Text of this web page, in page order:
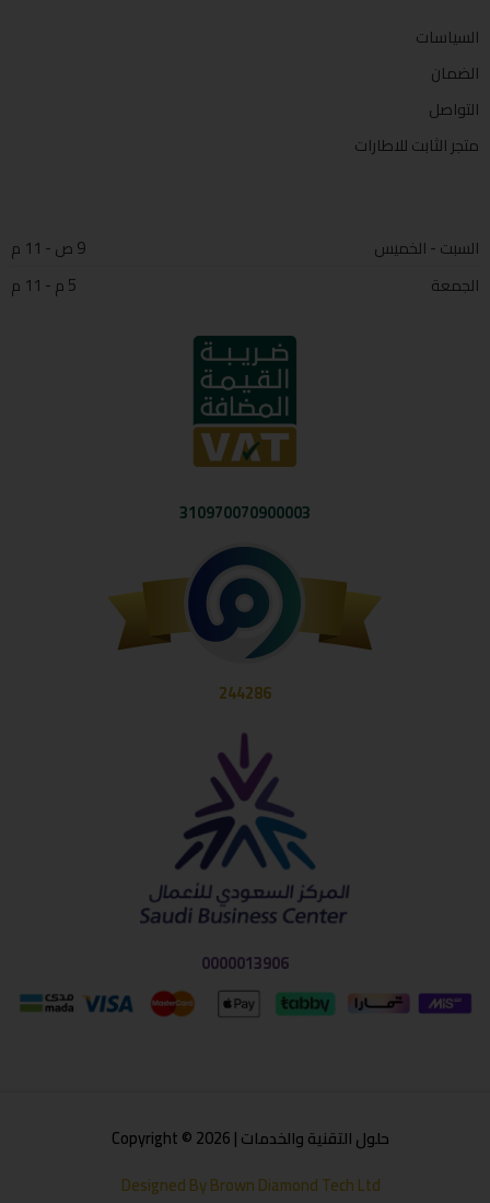
السياسات
الضمان
التواصل
متجر الثابت للاطارات
السبت - الخميس
9 ص - 11 م
الجمعة
5 م - 11 م
310970070900003
244286
0000013906
حلول التقنية والخدمات | Copyright © 2026
Designed By Brown Diamond Tech Ltd